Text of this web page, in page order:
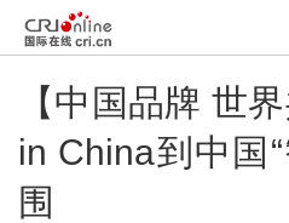
【中国品牌 世
in China到中国
围